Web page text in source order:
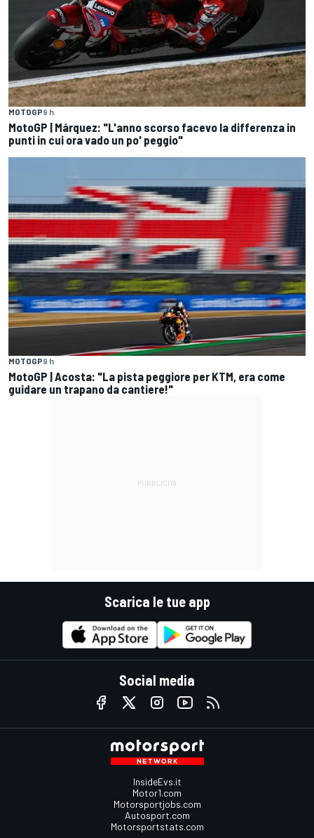
MOTOGP9 h
MotoGP | Márquez: "L'anno scorso facevo la differenza in
punti in cui ora vado un po' peggio"
MOTOGP9 h
MotoGP | Acosta: "La pista peggiore per KTM, era come
guidare un trapano da cantiere!"
Scarica le tue app
Social media
InsideEvs.it
Motor1.com
Motorsportjobs.com
Autosport.com
Motorsportstats.com